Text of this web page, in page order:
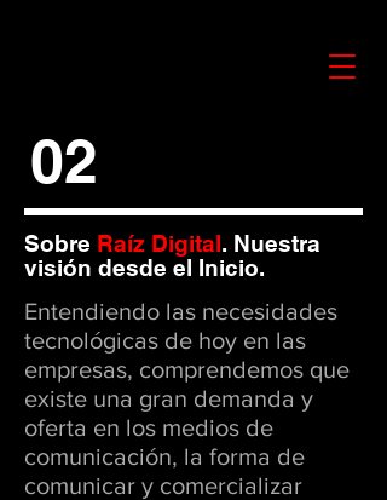
02
Sobre Raíz Digital. Nuestra
visión desde el Inicio.
Entendiendo las necesidades
tecnológicas de hoy en las
empresas, comprendemos que
existe una gran demanda y
oferta en los medios de
comunicación, la forma de
comunicar y comercializar